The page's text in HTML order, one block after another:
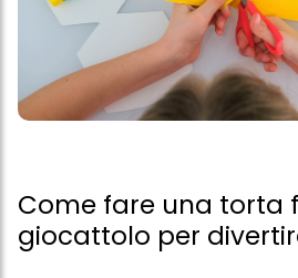
Come fare una torta
giocattolo per